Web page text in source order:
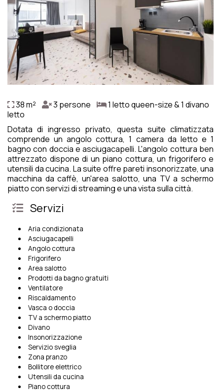
38 m² 3 persone
1 letto queen-size & 1 divano
letto
Dotata di ingresso privato, questa suite climatizzata
comprende un angolo cottura, 1 camera da letto e 1
bagno con doccia e asciugacapelli. L'angolo cottura ben
attrezzato dispone di un piano cottura, un frigorifero e
utensili da cucina. La suite offre pareti insonorizzate, una
macchina da caffè, un'area salotto, una TV a schermo
piatto con servizi di streaming e una vista sulla città.
Servizi
Aria condizionata
Asciugacapelli
Angolo cottura
Frigorifero
Area salotto
Prodotti da bagno gratuiti
Ventilatore
Riscaldamento
Vasca o doccia
TV a schermo piatto
Divano
Insonorizzazione
Servizio sveglia
Zona pranzo
Bollitore elettrico
Utensili da cucina
Piano cottura